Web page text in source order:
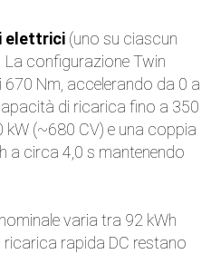
elettrici (uno su ciascun
La configurazione Twin
Nm, accelerando da 0 a
di ricarica fino a 350
(~680 CV) e una coppia
a circa 4,0 s mantenendo
varia tra 92 kWh
rapida DC restano